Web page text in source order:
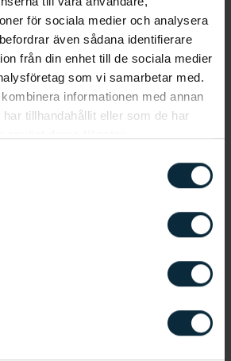
för sociala medier och analysera
även sådana identifierare
från din enhet till de sociala medier
som vi samarbetar med.
informationen med annan
tillhandahållit eller som de har
dags för din årliga
hos oss nedan.